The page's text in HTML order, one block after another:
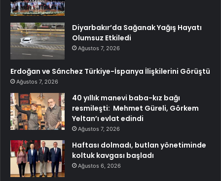
Diyarbakır’da Sağanak Yağış Hayatı
Olumsuz Etkiledi
Ağustos 7, 2026
Erdoğan ve Sánchez Türkiye-İspanya İlişkilerini Görüştü
Ağustos 7, 2026
40 yıllık manevi baba-kız bağı
resmileşti: Mehmet Güreli, Görkem
Yeltan’ı evlat edindi
Ağustos 7, 2026
Haftası dolmadı, butlan yönetiminde
koltuk kavgası başladı
Ağustos 6, 2026